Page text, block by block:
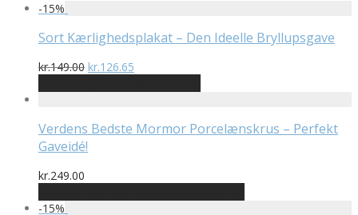
-15%
Sort Kærlighedsplakat – Den Ideelle Bryllupsgave
kr.149.00 Den
pris
kr.149.00.
kr.126.65
pris
kr.126.65.
Verdens Bedste Mormor Porcelænskrus – Perfekt
Gaveidé!
kr.249.00
-15%